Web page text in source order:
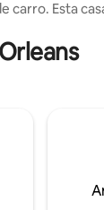
Esta casa incrível tem vistas
varanda com
sobre a água,
cozidos, batatas
grelhados e
esportista!